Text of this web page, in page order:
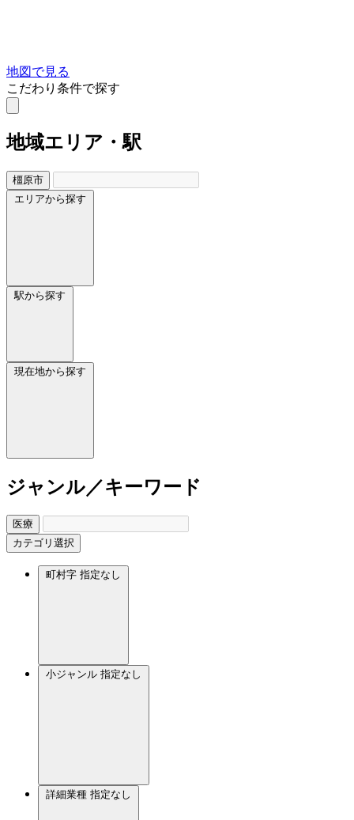
地図で見る
こだわり条件で探す
地域エリア・駅
橿原市
エリアから探す
駅から探す
現在地から探す
ジャンル／キーワード
医療
カテゴリ選択
町村字 指定なし
小ジャンル 指定なし
詳細業種 指定なし